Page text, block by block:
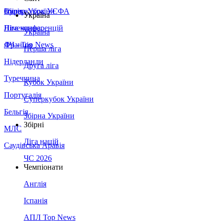
Збірна України
Італія
Німеччина
Франція
Нідерланди
Туреччина
Португалія
Бельгія
МЛС
Саудівська Аравія
Суперкубок УЄФА
Ліга конференцій
ЛЧ - Top News
Україна
Україна
Перша ліга
Друга ліга
Кубок України
Суперкубок України
Збірна України
Збірні
Ліга націй
ЧС 2026
Чемпіонати
Англія
Іспанія
АПЛ Top News